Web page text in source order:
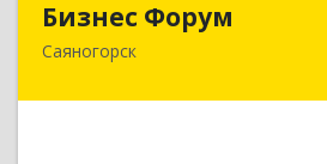
Бизнес Форум
Саяногорск
655603, Хакасия Респ,